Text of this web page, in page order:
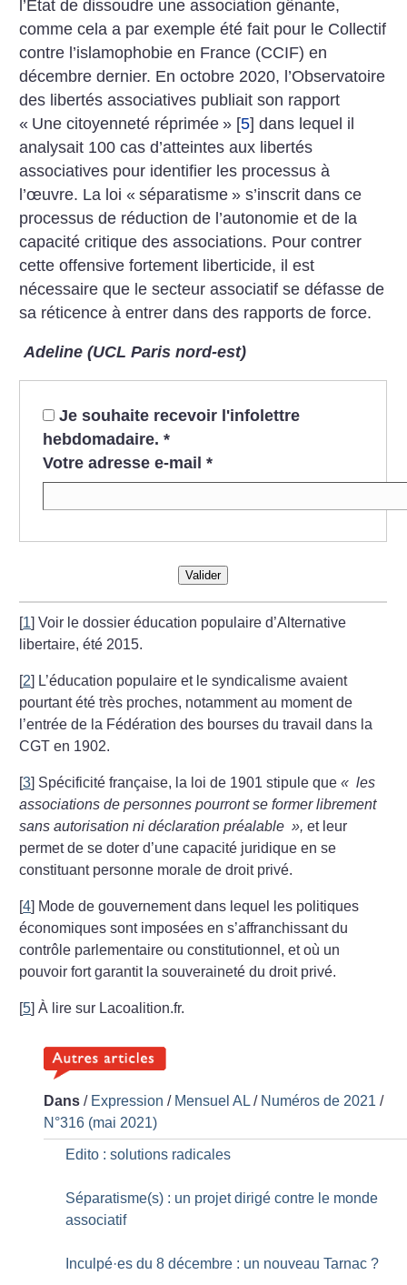
l’État de dissoudre une association gênante,
comme cela a par exemple été fait pour le Collectif
contre l’islamophobie en France (CCIF) en
décembre dernier. En octobre 2020, l’Observatoire
des libertés associatives publiait son rapport
« Une citoyenneté réprimée » [5] dans lequel il
analysait 100 cas d’atteintes aux libertés
associatives pour identifier les processus à
l’œuvre. La loi « séparatisme » s’inscrit dans ce
processus de réduction de l’autonomie et de la
capacité critique des associations. Pour contrer
cette offensive fortement liberticide, il est
nécessaire que le secteur associatif se défasse de
sa réticence à entrer dans des rapports de force.
Adeline (UCL Paris nord-est)
Je souhaite recevoir l'infolettre
hebdomadaire. *
Votre adresse e-mail *
Valider
[1]Voir le dossier éducation populaire d’Alternative
libertaire, été 2015.
[2] L’éducation populaire et le syndicalisme avaient
pourtant été très proches, notamment au moment de
l’entrée de la Fédération des bourses du travail dans la
CGT en 1902.
[3] Spécificité française, la loi de 1901 stipule que« les
associations de personnes pourront se former librement
sans autorisation ni déclaration préalable », et leur
permet de se doter d’une capacité juridique en se
constituant personne morale de droit privé.
[4] Mode de gouvernement dans lequel les politiques
économiques sont imposées en s’affranchissant du
contrôle parlementaire ou constitutionnel, et où un
pouvoir fort garantit la souveraineté du droit privé.
[5]À lire sur Lacoalition.fr.
Dans / Expression / Mensuel AL / Numéros de 2021 /
N°316 (mai 2021)
Edito : solutions radicales
Séparatisme(s) : un projet dirigé contre le monde
associatif
Inculpé·es du 8 décembre : un nouveau Tarnac ?